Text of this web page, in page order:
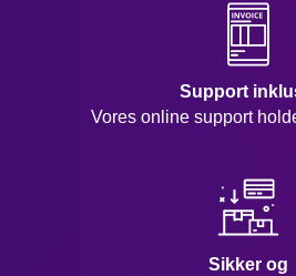
Support
Vores online support
Sikker og